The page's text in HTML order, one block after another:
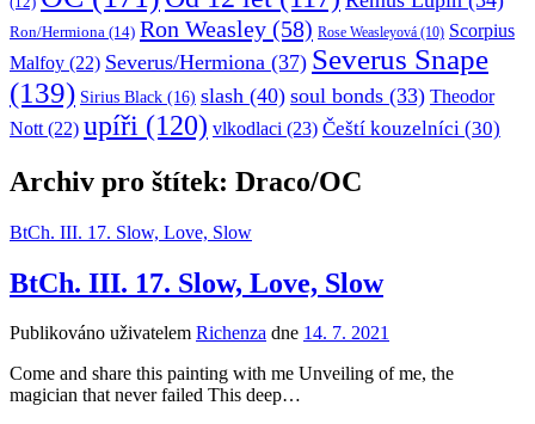
Ron/Hermiona (14) Ron Weasley (58) Rose Weasleyová (10) Scorpius
Malfoy (22) Severus/Hermiona (37) Severus Snape
(139) Sirius Black (16) slash (40) soul bonds (33) Theodor
Nott (22) upíři (120) vlkodlaci (23) Čeští kouzelníci (30)
Archiv pro štítek: Draco/OC
BtCh. III. 17. Slow, Love, Slow
BtCh. III. 17. Slow, Love, Slow
Publikováno uživatelem Richenza dne 14. 7. 2021
Come and share this painting with me Unveiling of me, the
magician that never failed This deep…